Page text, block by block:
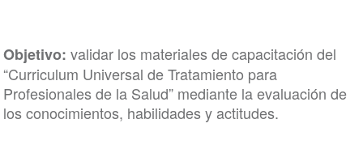
Objetivo: validar los materiales de capacitación del
“Curriculum Universal de Tratamiento para
Profesionales de la Salud” mediante la evaluación de
los conocimientos, habilidades y actitudes.